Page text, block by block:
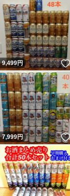
9,499円
7,999円